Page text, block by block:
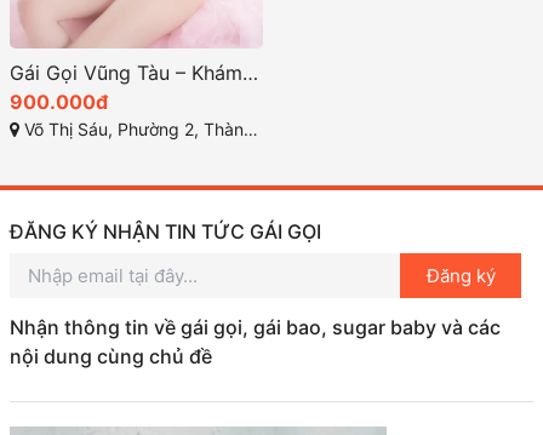
Gái Gọi Vũng Tàu – Khám Phá Thế Giới Giải Trí Đặc Biệt năm 2025
900.000đ
Võ Thị Sáu, Phường 2, Thành phố Vũng Tầu, Bà Rịa - Vũng Tàu
ĐĂNG KÝ NHẬN TIN TỨC GÁI GỌI
Đăng ký
Nhận thông tin về gái gọi, gái bao, sugar baby và các
nội dung cùng chủ đề